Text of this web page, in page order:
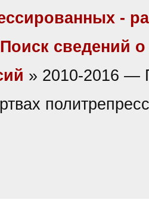
-
Поиск сведений
» 2010-2016 —